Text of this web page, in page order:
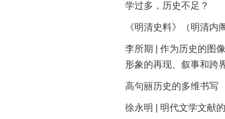
学过多，历史不足？
《明清史料》（明清内
李所期 | 作为历史的图
形象的再现、叙事和跨
高句丽历史的多维书写
徐永明 | 明代文学文献